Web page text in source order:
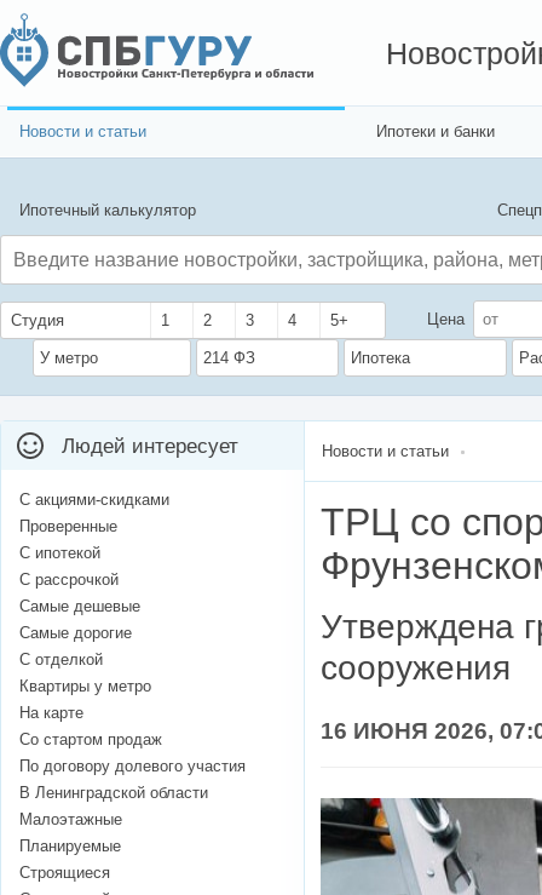
Новости и статьи Ипотеки и банки
Ипотечный калькулятор
Студия 1 2 3 4 5+ Цена
У метро 214 ФЗ Ипотека
Новости и статьи
ТРЦ со
Утверждена
сооружения
16 ИЮНЯ 2026,
Людей интересует
С акциями-скидками
Проверенные
С ипотекой
С рассрочкой
Самые дешевые
Самые дорогие
С отделкой
Квартиры у метро
На карте
Со стартом продаж
По договору долевого участия
В Ленинградской области
Малоэтажные
Планируемые
Строящиеся